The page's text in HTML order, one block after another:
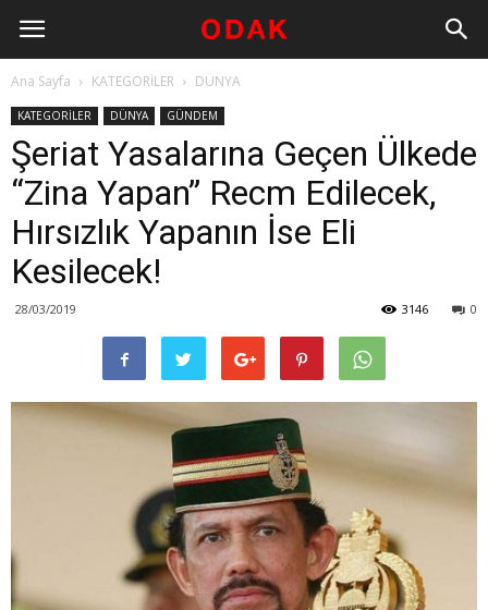
Ana Sayfa KATEGORİLER DÜNYA
KATEGORİLER DÜNYA GÜNDEM
Şeriat Yasalarına Geçen Ülkede
“Zina Yapan” Recm Edilecek,
Hırsızlık Yapanın İse Eli
Kesilecek!
28/03/2019 0
3146